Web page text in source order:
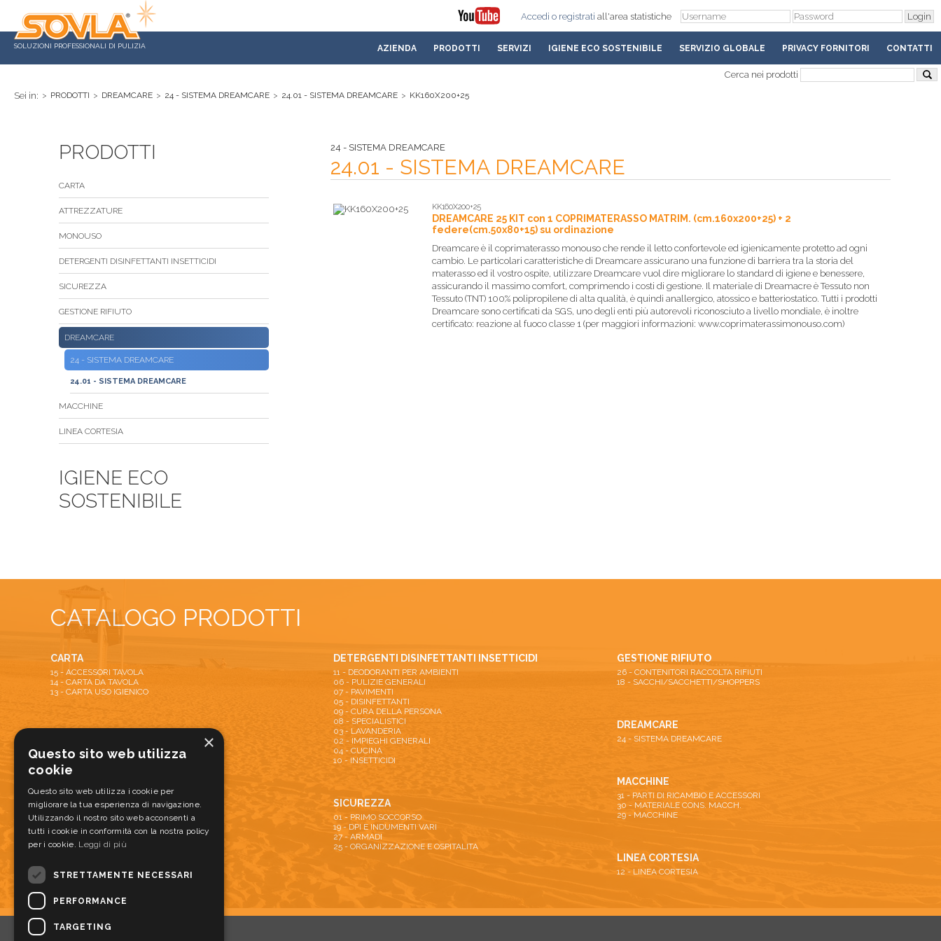
SOLUZIONI PROFESSIONALI DI PULIZIA
Accedi o registrati all'area statistiche
AZIENDA PRODOTTI SERVIZI IGIENE ECO SOSTENIBILE SERVIZIO GLOBALE PRIVACY FORNITORI CONTATTI
Cerca nei prodotti
Sei in: > PRODOTTI > DREAMCARE > 24 - SISTEMA DREAMCARE > 24.01 - SISTEMA DREAMCARE > KK160X200+25
PRODOTTI
CARTA
ATTREZZATURE
MONOUSO
DETERGENTI DISINFETTANTI INSETTICIDI
SICUREZZA
GESTIONE RIFIUTO
DREAMCARE
24 - SISTEMA DREAMCARE
24.01 - SISTEMA DREAMCARE
MACCHINE
LINEA CORTESIA
IGIENE ECO
SOSTENIBILE
24 - SISTEMA DREAMCARE
24.01 - SISTEMA DREAMCARE
KK160X200+25
DREAMCARE 25 KIT con 1 COPRIMATERASSO MATRIM. (cm.160x200+25) + 2
federe(cm.50x80+15) su ordinazione
Dreamcare è il coprimaterasso monouso che rende il letto confortevole ed igienicamente protetto ad ogni
cambio. Le particolari caratteristiche di Dreamcare assicurano una funzione di barriera tra la storia del
materasso ed il vostro ospite, utilizzare Dreamcare vuol dire migliorare lo standard di igiene e benessere,
assicurando il massimo comfort, comprimendo i costi di gestione. Il materiale di Dreamacre è Tessuto non
Tessuto (TNT) 100% polipropilene di alta qualità, è quindi anallergico, atossico e batteriostatico. Tutti i prodotti
Dreamcare sono certificati da SGS, uno degli enti più autorevoli riconosciuto a livello mondiale, è inoltre
certificato: reazione al fuoco classe 1 (per maggiori informazioni: www.coprimaterassimonouso.com)
CATALOGO PRODOTTI
CARTA
15 - ACCESSORI TAVOLA
14 - CARTA DA TAVOLA
13 - CARTA USO IGIENICO
22 - ATTREZZATURE PULIZIA
20 - DISPENSER E DOSATORI
28 - TAPPETI ANTISPORCO E ANTISCIVOLO
MONOUSO
17 - MONOUSO PER ALIMENTI
16 - PIZZABOX
DETERGENTI DISINFETTANTI INSETTICIDI
11 - DEODORANTI PER AMBIENTI
06 - PULIZIE GENERALI
07 - PAVIMENTI
05 - DISINFETTANTI
09 - CURA DELLA PERSONA
08 - SPECIALISTICI
03 - LAVANDERIA
02 - IMPIEGHI GENERALI
04 - CUCINA
10 - INSETTICIDI
SICUREZZA
01 - PRIMO SOCCORSO
19 - DPI E INDUMENTI VARI
27 - ARMADI
25 - ORGANIZZAZIONE E OSPITALITA
GESTIONE RIFIUTO
26 - CONTENITORI RACCOLTA RIFIUTI
18 - SACCHI/SACCHETTI/SHOPPERS
DREAMCARE
24 - SISTEMA DREAMCARE
MACCHINE
31 - PARTI DI RICAMBIO E ACCESSORI
30 - MATERIALE CONS. MACCH.
29 - MACCHINE
LINEA CORTESIA
12 - LINEA CORTESIA
×
Questo sito web utilizza
cookie
Questo sito web utilizza i cookie per
migliorare la tua esperienza di navigazione.
Utilizzando il nostro sito web acconsenti a
tutti i cookie in conformità con la nostra policy
per i cookie. Leggi di più
STRETTAMENTE NECESSARI
PERFORMANCE
TARGETING